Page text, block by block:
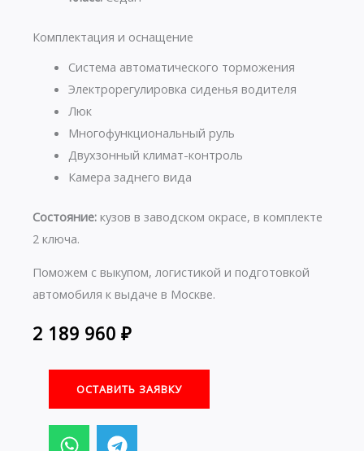
Комплектация и оснащение
Система автоматического торможения
Электрорегулировка сиденья водителя
Люк
Многофункциональный руль
Двухзонный климат-контроль
Камера заднего вида
Состояние: кузов в заводском окрасе, в комплекте
2 ключа.
Поможем с выкупом, логистикой и подготовкой
автомобиля к выдаче в Москве.
2 189 960 ₽
ОСТАВИТЬ ЗАЯВКУ
W T